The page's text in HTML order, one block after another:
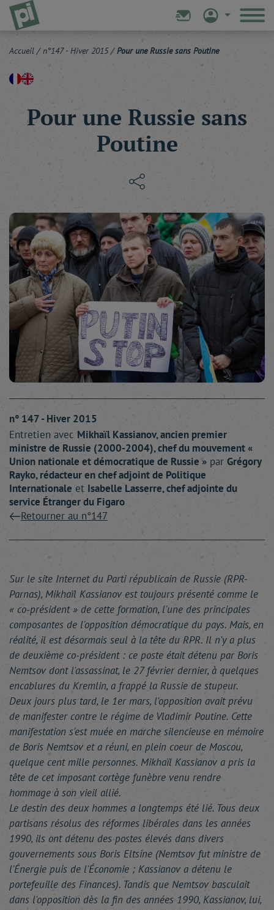
Accueil / n°147 - Hiver 2015/ Pour une Russie sans Poutine
Pour une Russie sans
Poutine
n° 147 - Hiver 2015
Entretien avec Mikhaïl Kassianov, ancien premier
ministre de Russie (2000-2004), chef du mouvement «
Union nationale et démocratique de Russie » par Grégory
Rayko, rédacteur en chef adjoint de Politique
Internationale et Isabelle Lasserre, chef adjointe du
service Étranger du Figaro
Retourner au n°147
Sur le site Internet du Parti républicain de Russie (RPR-
Parnas), Mikhaïl Kassianov est toujours présenté comme le
« co-président » de cette formation, l'une des principales
composantes de l'opposition démocratique du pays. Mais, en
réalité, il est désormais seul à la tête du RPR. Il n'y a plus
de deuxième co-président : ce poste était détenu par Boris
Nemtsov dont l'assassinat, le 27 février dernier, à quelques
encablures du Kremlin, a frappé la Russie de stupeur.
Deux jours plus tard, le 1er mars, l'opposition avait prévu
de manifester contre le régime de Vladimir Poutine. Cette
manifestation s'est muée en marche silencieuse en mémoire
de Boris Nemtsov et a réuni, en plein coeur de Moscou,
quelque cent mille personnes. Mikhaïl Kassianov a pris la
tête de cet imposant cortège funèbre venu rendre
hommage à son vieil allié.
Le destin des deux hommes a longtemps été lié. Tous deux
partisans résolus des réformes libérales dans les années
1990, ils ont détenu des postes élevés dans divers
gouvernements sous Boris Eltsine (Nemtsov fut ministre de
l'Énergie puis de l'Économie ; Kassianov a détenu le
portefeuille des Finances). Tandis que Nemtsov basculait
dans l'opposition dès la fin des années 1990, Kassianov, lui,